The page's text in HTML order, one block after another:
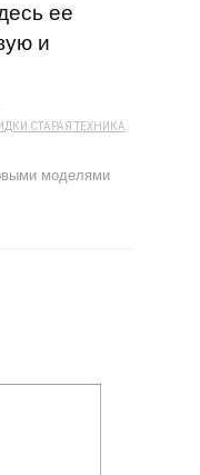
ее
и
СТАРАЯ ТЕХНИКА
моделями